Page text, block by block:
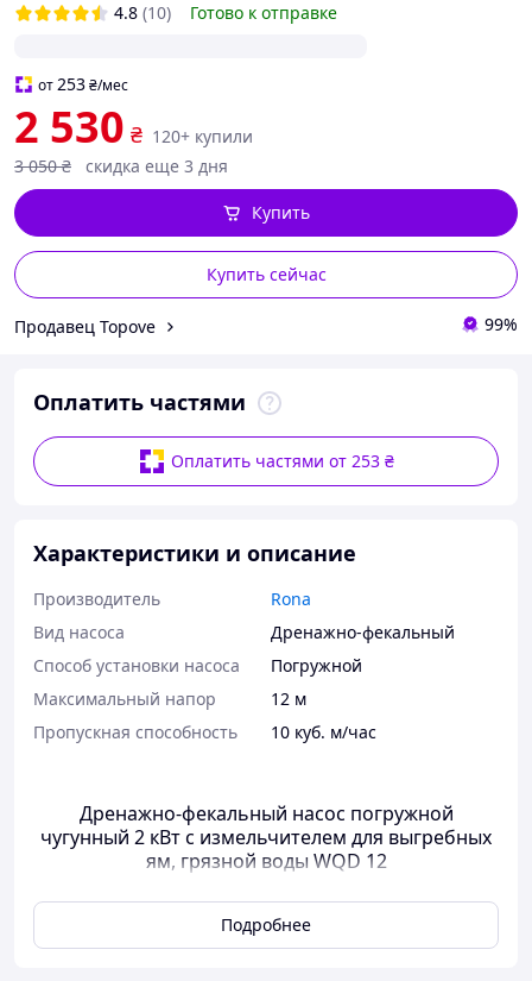
4.8 (10) Готово к отправке
от253₴/мес
2 530 ₴ 120+ купили
3 050 ₴ скидка еще 3 дня
Купить сейчас
Купить
Продавец Topove 99%
Оплатить частями
Оплатить частями от 253 ₴
Характеристики и описание
Производитель
Rona
Вид насоса
Дренажно-фекальный
Способ установки насоса
Погружной
Максимальный напор
12 м
Пропускная способность
10 куб. м/час
Дренажно-фекальный насос погружной
чугунный 2 кВт с измельчителем для выгребных
ям, грязной воды WQD 12
В комплекте к насосу идёт 5 м зеленого шланга.
Если шланг нужен длиннее - за доплату можно
Подробнее